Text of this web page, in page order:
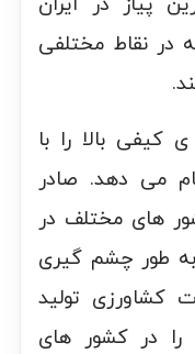
در نقاط مختلفی
کیفی بالا را با
می دهد. صادر
های مختلف در
طور چشم گیری
کشاورزی تولید
را در کشور های